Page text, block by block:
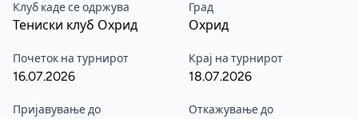
Клуб каде се одржува
Тениски клуб Охрид
Град
Охрид
Почеток на турнирот
16.07.2026
Крај на турнирот
18.07.2026
Пријавување до Откажување до